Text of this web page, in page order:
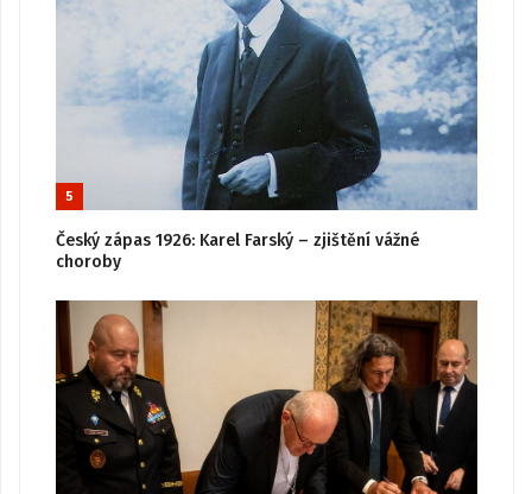
5
Český zápas 1926: Karel Farský – zjištění vážné
choroby